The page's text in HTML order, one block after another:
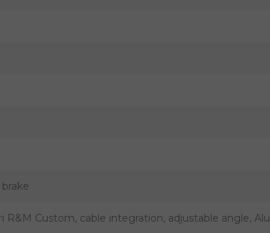
Custom, cable integration, adjustable angle, Alu